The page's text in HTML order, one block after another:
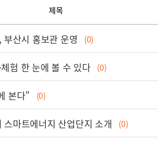
제목
산시 홍보관 운영 (0)
험 한 눈에 볼 수 있다 (0)
본다” (0)
마트에너지 산업단지 소개 (0)